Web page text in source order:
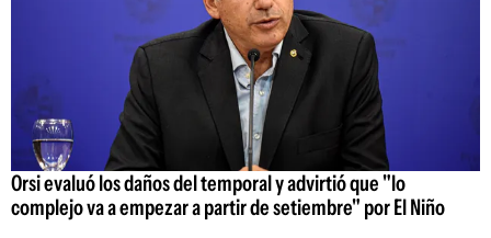
Orsi evaluó los daños del temporal y advirtió que "lo
complejo va a empezar a partir de setiembre" por El Niño